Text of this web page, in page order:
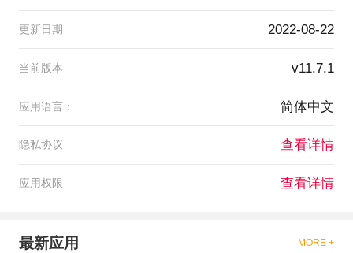
更新日期 2022-08-22
当前版本 v11.7.1
应用语言： 简体中文
隐私协议 查看详情
应用权限 查看详情
最新应用 MORE +